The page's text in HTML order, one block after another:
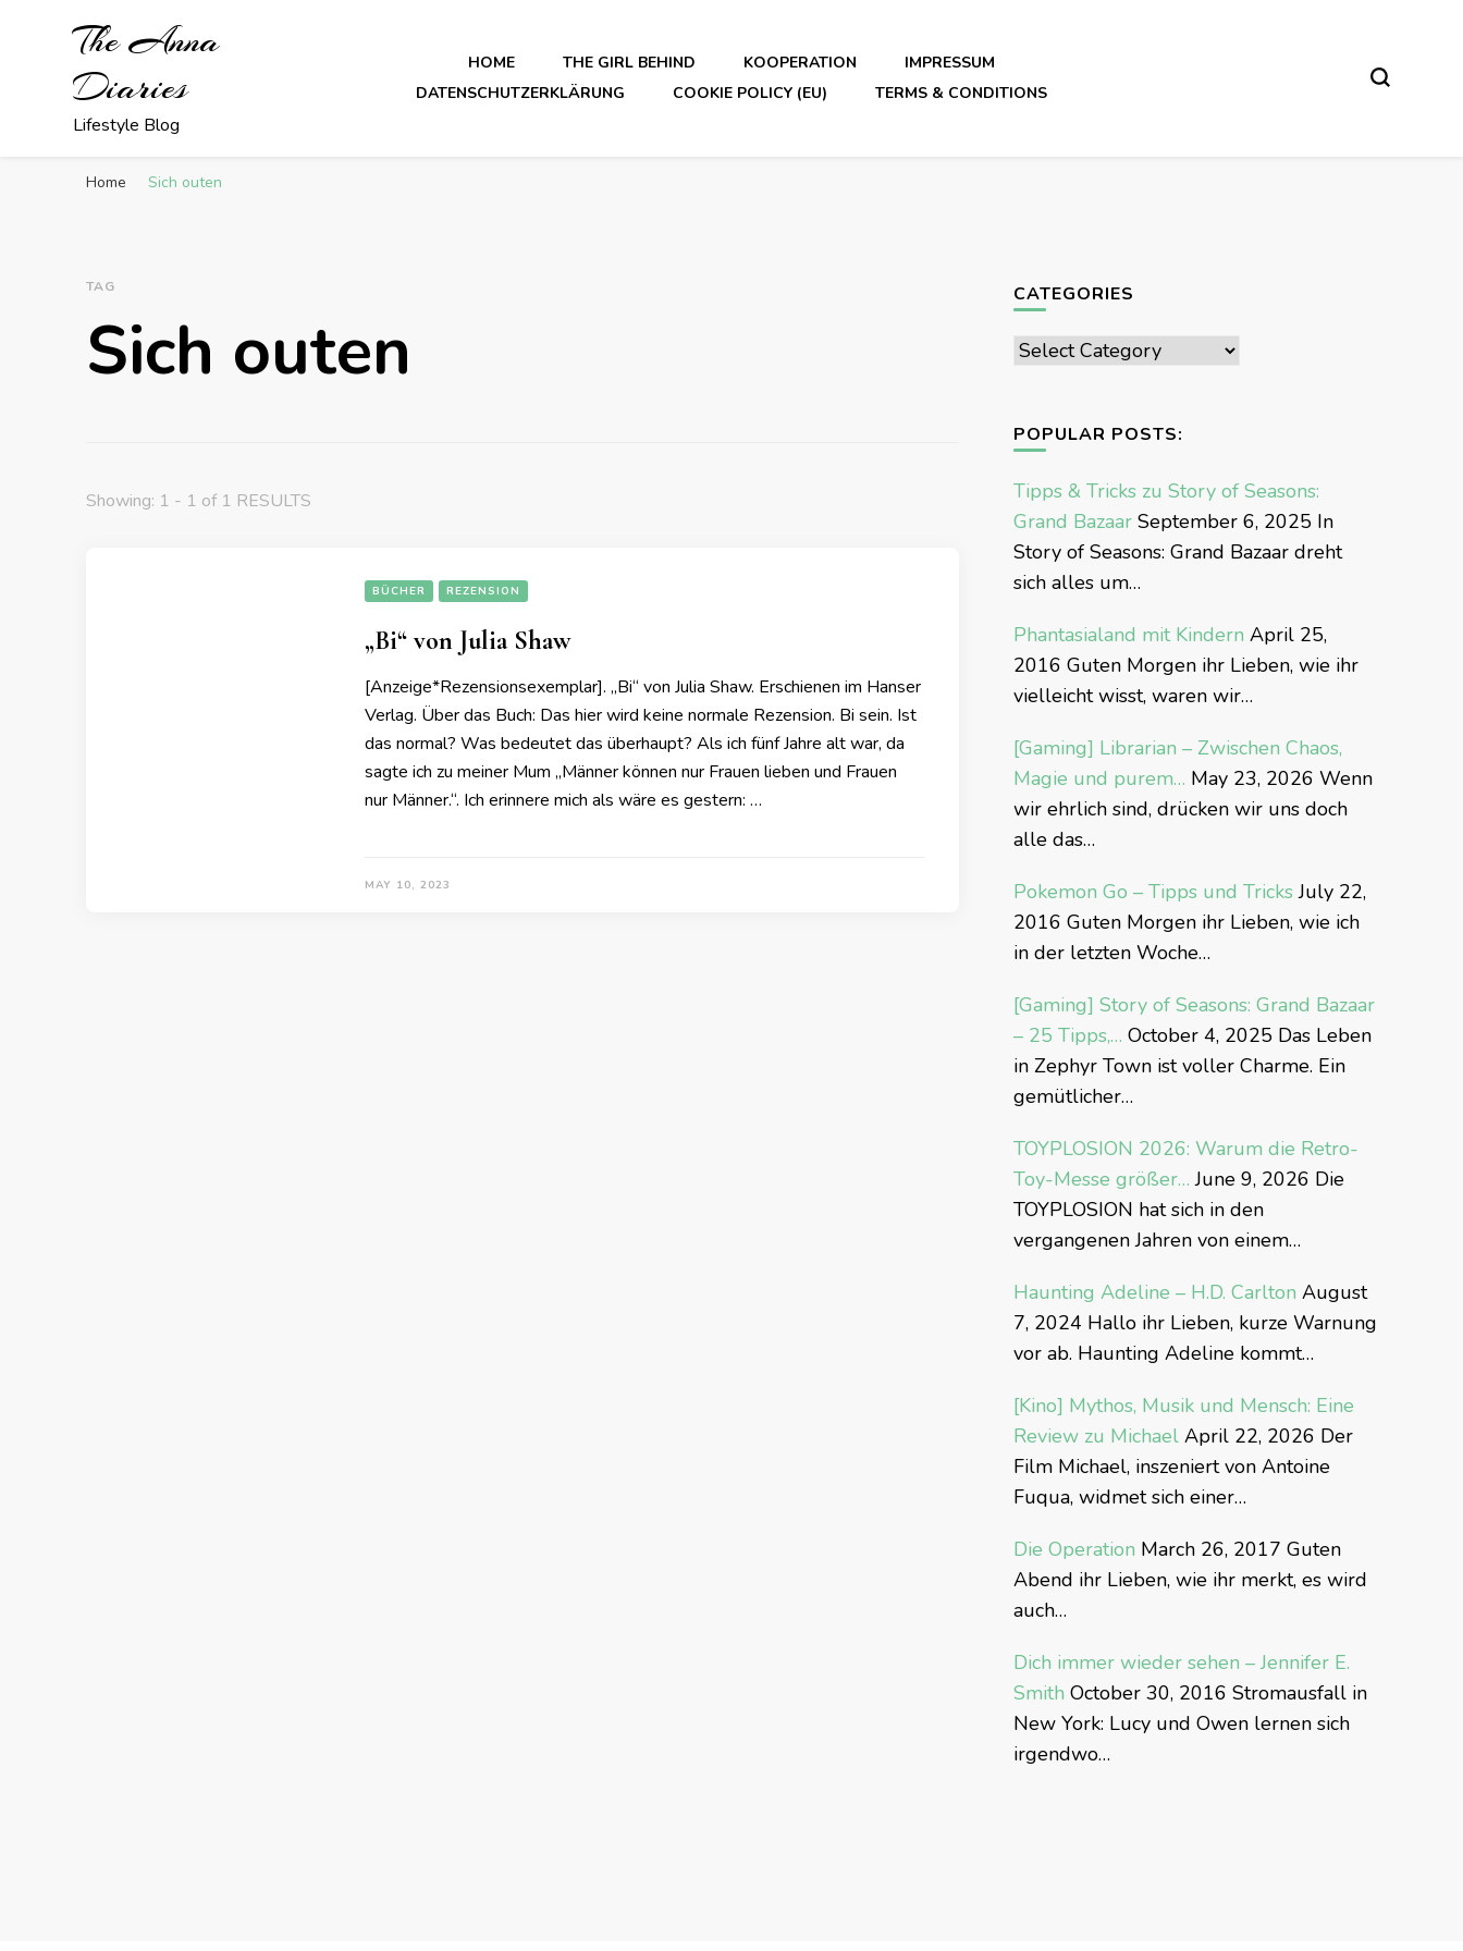
The Anna
Diaries
Lifestyle Blog
HOME THE GIRL BEHIND KOOPERATION
IMPRESSUM
DATENSCHUTZERKLÄRUNG
COOKIE POLICY (EU) TERMS & CONDITIONS
Home Sich outen
TAG
Sich outen
Showing: 1 - 1 of 1 RESULTS
BÜCHER REZENSION
„Bi“ von Julia Shaw
[Anzeige*Rezensionsexemplar]. „Bi“ von Julia Shaw. Erschienen im Hanser
Verlag. Über das Buch: Das hier wird keine normale Rezension. Bi sein. Ist
das normal? Was bedeutet das überhaupt? Als ich fünf Jahre alt war, da
sagte ich zu meiner Mum „Männer können nur Frauen lieben und Frauen
nur Männer.“. Ich erinnere mich als wäre es gestern: …
MAY 10, 2023
CATEGORIES
Categories
POPULAR POSTS:
Tipps & Tricks zu Story of Seasons:
Grand BazaarSeptember 6, 2025 In
Story of Seasons: Grand Bazaar dreht
sich alles um…
Phantasialand mit Kindern April 25,
2016 Guten Morgen ihr Lieben, wie ihr
vielleicht wisst, waren wir…
[Gaming] Librarian – Zwischen Chaos,
Magie und purem… May 23, 2026 Wenn
wir ehrlich sind, drücken wir uns doch
alle das…
Pokemon Go – Tipps und Tricks July 22,
2016 Guten Morgen ihr Lieben, wie ich
in der letzten Woche…
[Gaming] Story of Seasons: Grand Bazaar
– 25 Tipps,… October 4, 2025 Das Leben
in Zephyr Town ist voller Charme. Ein
gemütlicher…
TOYPLOSION 2026: Warum die Retro-
Toy-Messe größer… June 9, 2026 Die
TOYPLOSION hat sich in den
vergangenen Jahren von einem…
Haunting Adeline – H.D. Carlton August
7, 2024 Hallo ihr Lieben, kurze Warnung
vor ab. Haunting Adeline kommt…
[Kino] Mythos, Musik und Mensch: Eine
Review zu MichaelApril 22, 2026 Der
Film Michael, inszeniert von Antoine
Fuqua, widmet sich einer…
Die Operation March 26, 2017 Guten
Abend ihr Lieben, wie ihr merkt, es wird
auch…
Dich immer wieder sehen – Jennifer E.
Smith October 30, 2016 Stromausfall in
New York: Lucy und Owen lernen sich
irgendwo…